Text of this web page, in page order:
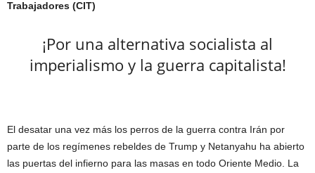
Trabajadores (CIT)
¡Por una alternativa socialista al
imperialismo y la guerra capitalista!
El desatar una vez más los perros de la guerra contra Irán por
parte de los regímenes rebeldes de Trump y Netanyahu ha abierto
las puertas del infierno para las masas en todo Oriente Medio. La